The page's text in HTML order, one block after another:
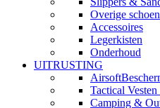
Overige
Accessoires
Legerkisten
Onderhoud
UITRUSTING
Airsoft
Tactical
Camping &